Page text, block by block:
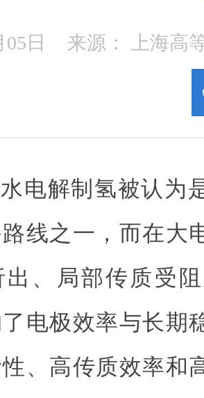
日 来源： 上海高
电解制氢被认为
线之一，而在大
出、局部传质受
电极效率与长期
、高传质效率和